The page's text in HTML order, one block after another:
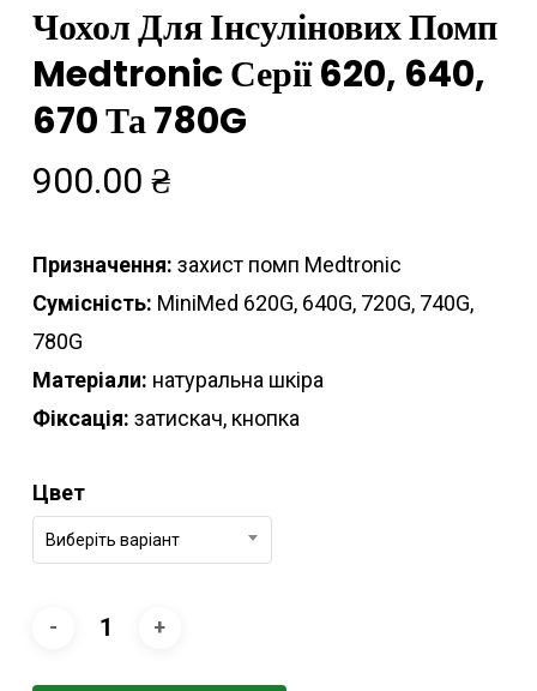
Чохол Для Інсулінових Помп
Medtronic Серії 620, 640,
670 Та 780G
900.00 ₴
Призначення: захист помп Medtronic
Сумісність: MiniMed 620G, 640G, 720G, 740G,
780G
Матеріали: натуральна шкіра
Фіксація: затискач, кнопка
Цвет
Виберіть варіант